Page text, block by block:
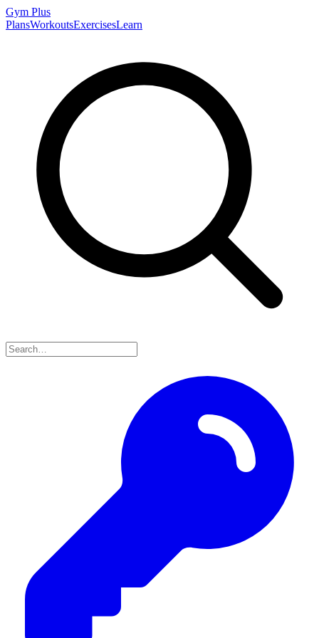
Gym Plus
PlansWorkoutsExercisesLearn